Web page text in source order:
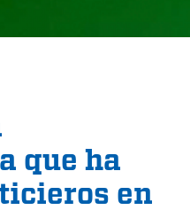
que ha
en